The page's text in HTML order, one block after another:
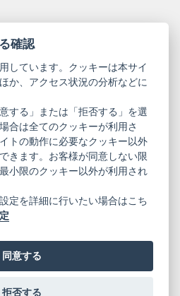
きものやまと振
袖
サイト
ご利用案内
特定商取引法に基づく表記
YAMATO CO, LTD.
確認
しています。クッキーは本サイ
か、アクセス状況の分析などに
する」または「拒否する」を選
合は全てのクッキーが利用さ
トの動作に必要なクッキー以外
きます。お客様が同意しない限
小限のクッキー以外が利用され
定を詳細に行いたい場合はこち
同意する
拒否する